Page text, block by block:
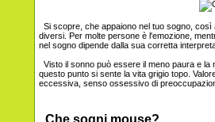
Si scopre, che appaiono nel tuo sogno,
diversi. Per molte persone è l'emozione,
nel sogno dipende dalla sua corretta
Visto il sonno può essere il meno paura e
questo punto si sente la vita grigio topo.
eccessiva, senso ossessivo di